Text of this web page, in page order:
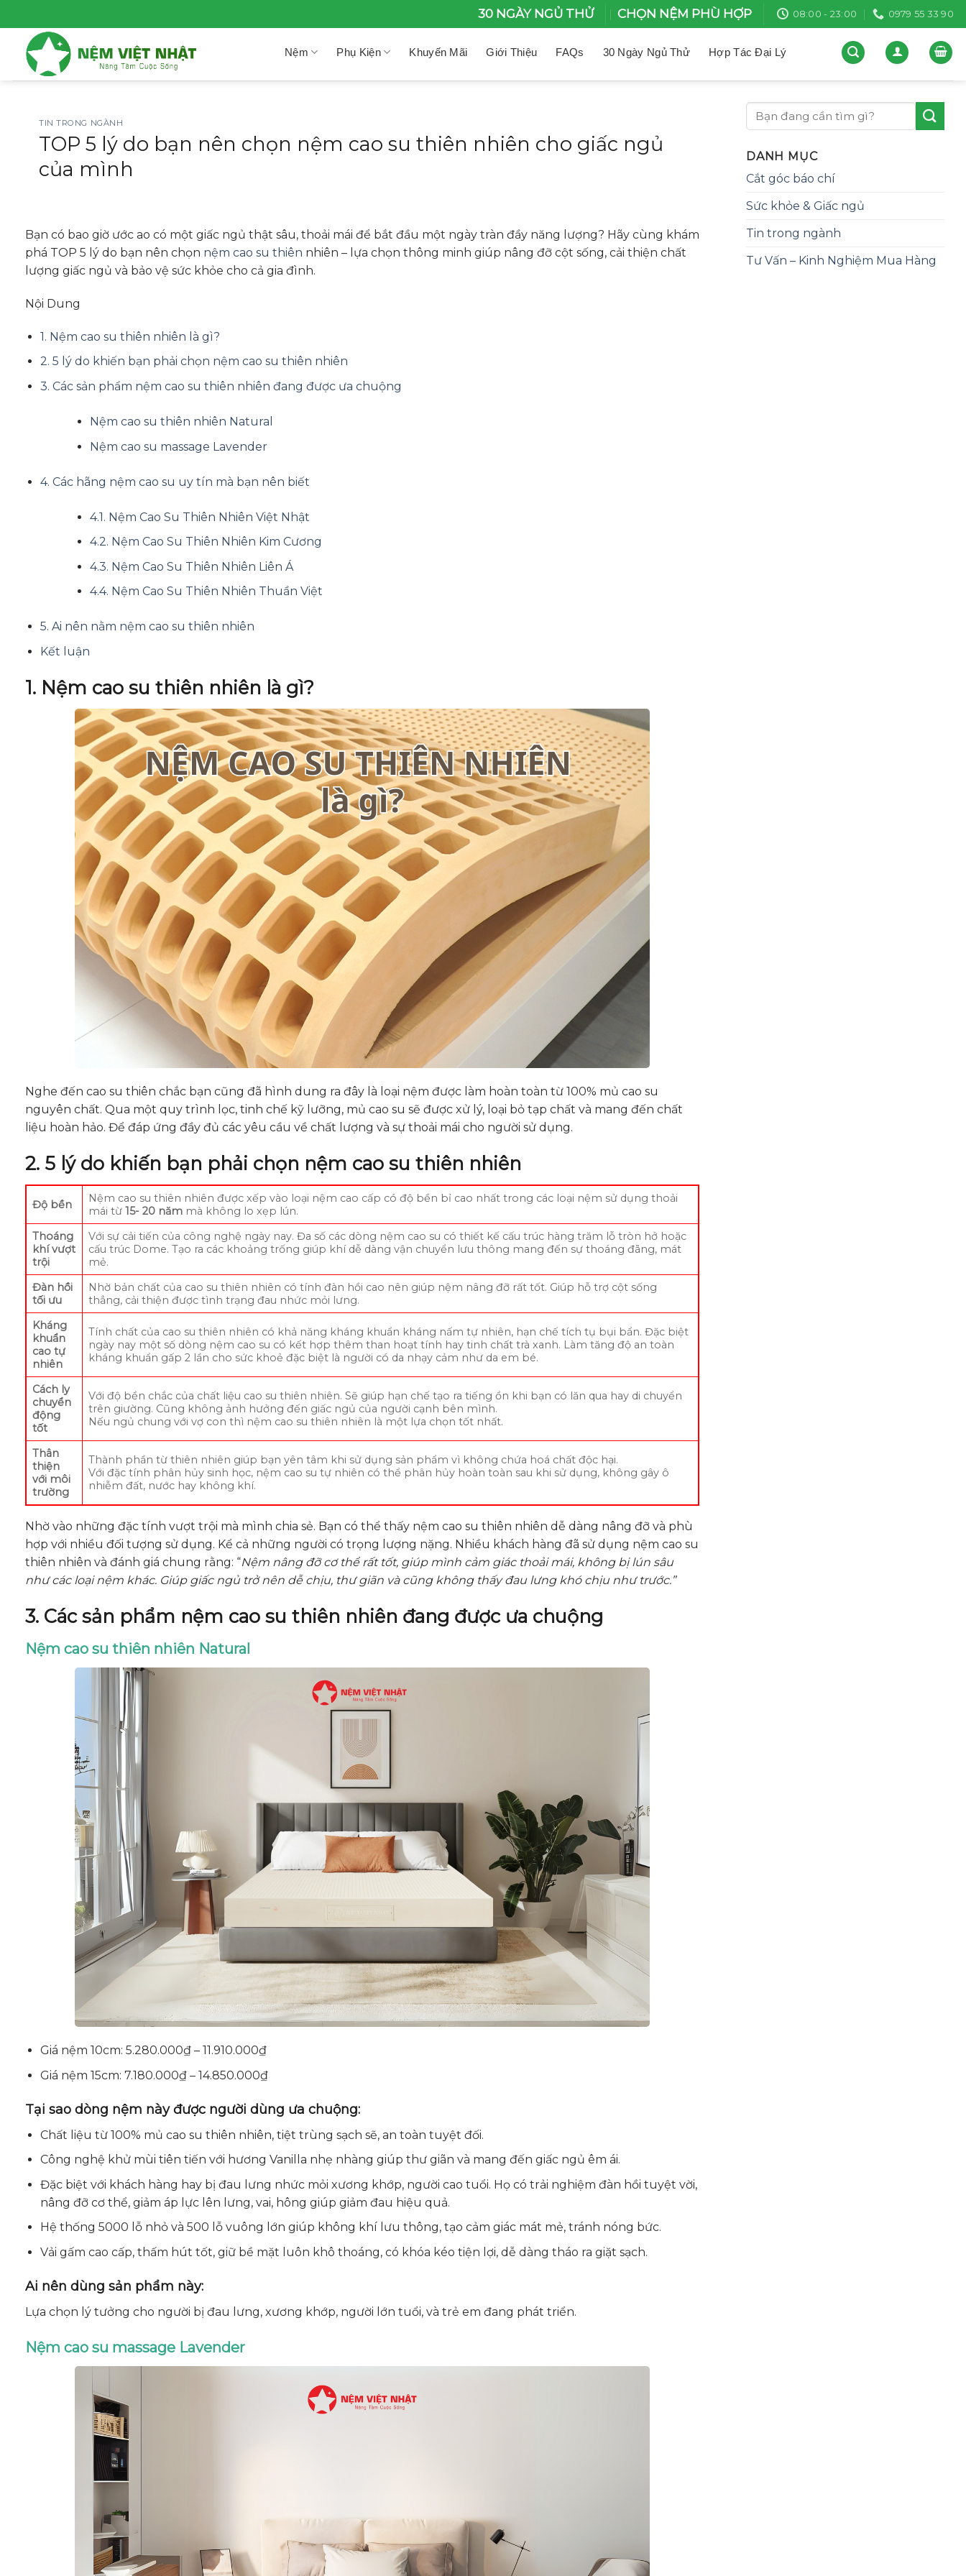
to
content
30 NGÀY NGỦ THỬ CHỌN NỆM PHÙ HỢP 08:00 - 23:00 0979 55 33 90
Nệm Phụ Kiện Khuyến Mãi Giới Thiệu FAQs 30 Ngày Ngủ Thử Hợp Tác Đại Lý
TIN TRONG NGÀNH
TOP 5 lý do bạn nên chọn nệm cao su thiên nhiên cho giấc ngủ
của mình
Bạn có bao giờ ước ao có một giấc ngủ thật sâu, thoải mái để bắt đầu một ngày tràn đầy năng lượng? Hãy cùng khám
phá TOP 5 lý do bạn nên chọn nệm cao su thiên nhiên – lựa chọn thông minh giúp nâng đỡ cột sống, cải thiện chất
lượng giấc ngủ và bảo vệ sức khỏe cho cả gia đình.
Nội Dung
1. Nệm cao su thiên nhiên là gì?
2. 5 lý do khiến bạn phải chọn nệm cao su thiên nhiên
3. Các sản phẩm nệm cao su thiên nhiên đang được ưa chuộng
Nệm cao su thiên nhiên Natural
Nệm cao su massage Lavender
4. Các hãng nệm cao su uy tín mà bạn nên biết
4.1. Nệm Cao Su Thiên Nhiên Việt Nhật
4.2. Nệm Cao Su Thiên Nhiên Kim Cương
4.3. Nệm Cao Su Thiên Nhiên Liên Á
4.4. Nệm Cao Su Thiên Nhiên Thuần Việt
5. Ai nên nằm nệm cao su thiên nhiên
Kết luận
1. Nệm cao su thiên nhiên là gì?
Nghe đến cao su thiên chắc bạn cũng đã hình dung ra đây là loại nệm được làm hoàn toàn từ 100% mủ cao su
nguyên chất. Qua một quy trình lọc, tinh chế kỹ lưỡng, mủ cao su sẽ được xử lý, loại bỏ tạp chất và mang đến chất
liệu hoàn hảo. Để đáp ứng đầy đủ các yêu cầu về chất lượng và sự thoải mái cho người sử dụng.
2. 5 lý do khiến bạn phải chọn nệm cao su thiên nhiên
Độ bền
Nệm cao su thiên nhiên được xếp vào loại nệm cao cấp có độ bền bỉ cao nhất trong các loại nệm sử dụng thoải
mái từ 15- 20 năm mà không lo xẹp lún.
Thoáng
khí vượt
trội
Với sự cải tiến của công nghệ ngày nay. Đa số các dòng nệm cao su có thiết kế cấu trúc hàng trăm lỗ tròn hở hoặc
cấu trúc Dome. Tạo ra các khoảng trống giúp khí dễ dàng vận chuyển lưu thông mang đến sự thoáng đãng, mát
mẻ.
Đàn hồi
tối ưu
Nhờ bản chất của cao su thiên nhiên có tính đàn hồi cao nên giúp nệm nâng đỡ rất tốt. Giúp hỗ trợ cột sống
thẳng, cải thiện được tình trạng đau nhức mỏi lưng.
Kháng
khuẩn
cao tự
nhiên
Tính chất của cao su thiên nhiên có khả năng kháng khuẩn kháng nấm tự nhiên, hạn chế tích tụ bụi bẩn. Đặc biệt
ngày nay một số dòng nệm cao su có kết hợp thêm than hoạt tính hay tinh chất trà xanh. Làm tăng độ an toàn
kháng khuẩn gấp 2 lần cho sức khoẻ đặc biệt là người có da nhạy cảm như da em bé.
Cách ly
chuyển
động
tốt
Với độ bền chắc của chất liệu cao su thiên nhiên. Sẽ giúp hạn chế tạo ra tiếng ồn khi bạn có lăn qua hay di chuyển
trên giường. Cũng không ảnh hưởng đến giấc ngủ của người cạnh bên mình.
Nếu ngủ chung với vợ con thì nệm cao su thiên nhiên là một lựa chọn tốt nhất.
Thân
thiện
với môi
trường
Thành phần từ thiên nhiên giúp bạn yên tâm khi sử dụng sản phẩm vì không chứa hoá chất độc hại.
Với đặc tính phân hủy sinh học, nệm cao su tự nhiên có thể phân hủy hoàn toàn sau khi sử dụng, không gây ô
nhiễm đất, nước hay không khí.
Nhờ vào những đặc tính vượt trội mà mình chia sẻ. Bạn có thể thấy nệm cao su thiên nhiên dễ dàng nâng đỡ và phù
hợp với nhiều đối tượng sử dụng. Kể cả những người có trọng lượng nặng. Nhiều khách hàng đã sử dụng nệm cao su
thiên nhiên và đánh giá chung rằng: “Nệm nâng đỡ cơ thể rất tốt, giúp mình cảm giác thoải mái, không bị lún sâu
như các loại nệm khác. Giúp giấc ngủ trở nên dễ chịu, thư giãn và cũng không thấy đau lưng khó chịu như trước.”
3. Các sản phẩm nệm cao su thiên nhiên đang được ưa chuộng
Nệm cao su thiên nhiên Natural
Giá nệm 10cm: 5.280.000₫ – 11.910.000₫
Giá nệm 15cm: 7.180.000₫ – 14.850.000₫
Tại sao dòng nệm này được người dùng ưa chuộng:
Chất liệu từ 100% mủ cao su thiên nhiên, tiệt trùng sạch sẽ, an toàn tuyệt đối.
Công nghệ khử mùi tiên tiến với hương Vanilla nhẹ nhàng giúp thư giãn và mang đến giấc ngủ êm ái.
Đặc biệt với khách hàng hay bị đau lưng nhức mỏi xương khớp, người cao tuổi. Họ có trải nghiệm đàn hồi tuyệt vời,
nâng đỡ cơ thể, giảm áp lực lên lưng, vai, hông giúp giảm đau hiệu quả.
Hệ thống 5000 lỗ nhỏ và 500 lỗ vuông lớn giúp không khí lưu thông, tạo cảm giác mát mẻ, tránh nóng bức.
Vải gấm cao cấp, thấm hút tốt, giữ bề mặt luôn khô thoáng, có khóa kéo tiện lợi, dễ dàng tháo ra giặt sạch.
Ai nên dùng sản phẩm này:
Lựa chọn lý tưởng cho người bị đau lưng, xương khớp, người lớn tuổi, và trẻ em đang phát triển.
Nệm cao su massage Lavender
DANH MỤC
Cắt góc báo chí
Sức khỏe & Giấc ngủ
Tin trong ngành
Tư Vấn – Kinh Nghiệm Mua Hàng